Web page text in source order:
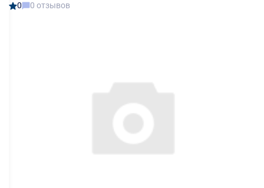
0 0 отзывов